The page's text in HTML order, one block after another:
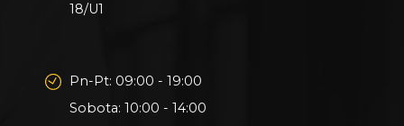
18/U1
Pn-Pt: 09:00 - 19:00
Sobota: 10:00 - 14:00